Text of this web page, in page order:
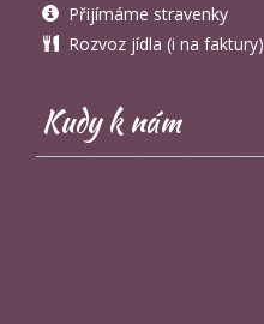
Přijímáme stravenky
Rozvoz jídla (i na faktury)
Kudy k nám